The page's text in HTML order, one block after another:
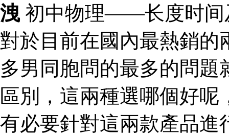
洩 初中物理——长度时间
對於目前在國內最熱銷的
多男同胞問的最多的問
區別，這兩種選哪個好呢
有必要針對這兩款產品進